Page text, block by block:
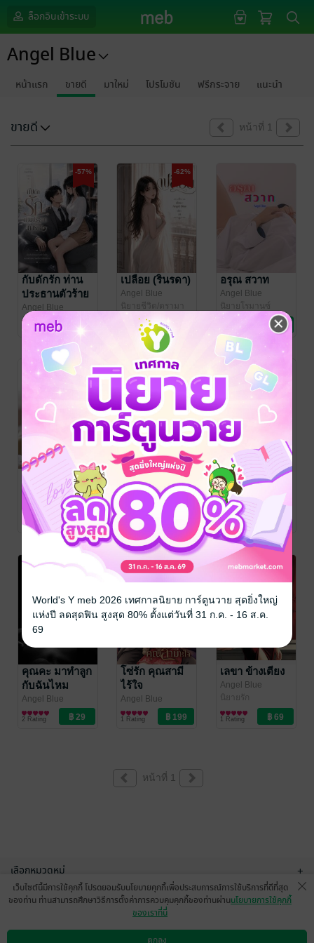
ล็อกอินเข้าระบบ
Angel Blue
หน้าแรก ขายดี มาใหม่ โปรโมชัน ฟรีกระจาย แนะนำ
ขายดี หน้าที่ 1
-57%
กับดักรัก ท่าน
ประธานตัวร้าย
Angel Blue
นิยายโรมานซ์
1 Rating
-62%
เปลือย (รินรดา)
Angel Blue
นิยายชีวิต/ดรามา
No Rating
อรุณ สวาท
Angel Blue
นิยายโรมานซ์
1 Rating
คุณน้า ข้างบ้าน
Angel Blue
นิยายโรมานซ์
1 Rating
กรุณาเข้าสู่
ระบบก่อน
กรุณาเข้าสู่
ระบบก่อน
คุณคะ มาทำลูก
กับฉันไหม
Angel Blue
นิยายโรมานซ์
2 Rating
โซ่รัก คุณสามี
ไร้ใจ
Angel Blue
นิยายรัก
1 Rating
เลขา ข้างเตียง
Angel Blue
นิยายรัก
1 Rating
หน้าที่ 1
เลือกหมวดหมู่ +
บริการช่วยเหลือ
เว็บไซต์นี้มีการใช้คุกกี้ โปรดยอมรับนโยบายคุกกี้เพื่อประสบการณ์การใช้บริการที่ดีที่สุด
ของท่าน ท่านสามารถศึกษาวิธีการตั้งค่าการควบคุมคุกกี้ของท่านผ่านนโยบายการใช้คุกกี้
ของเราที่นี่
ตกลง
World's Y meb 2026 เทศกาลนิยาย การ์ตูนวาย สุดยิ่งใหญ่
แห่งปี ลดสุดฟิน สูงสุด 80% ตั้งแต่วันที่ 31 ก.ค. - 16 ส.ค.
69